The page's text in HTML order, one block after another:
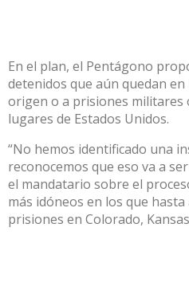
En el plan, el Pentágono
detenidos que aún quedan
origen o a prisiones militares
lugares de Estados Unidos.
“No hemos identificado una
reconocemos que eso va a
el mandatario sobre el
más idóneos en los que
prisiones en Colorado,